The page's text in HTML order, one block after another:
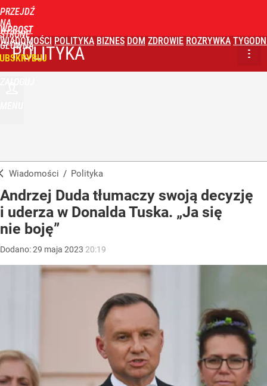
PRZEJDŹ
NA
STRONĘ
GŁÓWNĄ
WPROST
WIADOMOŚCI POLITYKA BIZNES DOM ZDROWIE ROZRYWKA
POLITYKA
Wiadomości / Polityka
Andrzej Duda tłumaczy swoją decyzję
i uderza w Donalda Tuska. „Ja się
nie boję”
Dodano:29 maja 2023 20:19